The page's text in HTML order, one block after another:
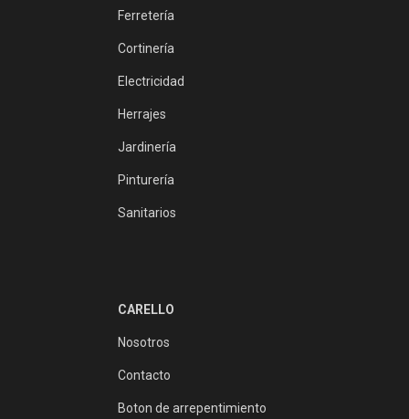
Ferretería
Cortinería
Electricidad
Herrajes
Jardinería
Pinturería
Sanitarios
CARELLO
Nosotros
Contacto
Boton de arrepentimiento